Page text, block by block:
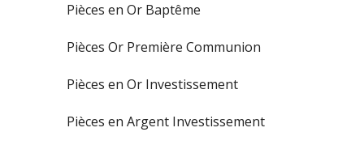
Pièces en Or Baptême
Pièces Or Première Communion
Pièces en Or Investissement
Pièces en Argent Investissement